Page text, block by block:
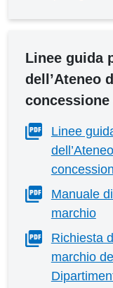
Linee guida
dell’Ateneo
Linee
Manuale
marchio
Richiesta
marchio